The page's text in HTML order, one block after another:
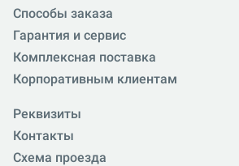
Способы заказа
Гарантия и сервис
Комплексная поставка
Корпоративным клиентам
Реквизиты
Контакты
Схема проезда